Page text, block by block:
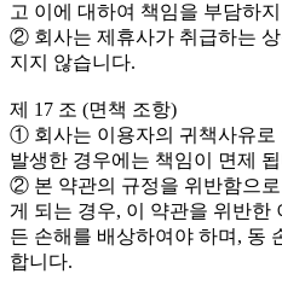
고 이에 대하여 책임을 부담하
② 회사는 제휴사가 취급하는
지지 않습니다.
제 17 조 (면책 조항)
① 회사는 이용자의 귀책사유로
발생한 경우에는 책임이 면제
② 본 약관의 규정을 위반함으
게 되는 경우, 이 약관을 위반한
든 손해를 배상하여야 하며, 동
합니다.